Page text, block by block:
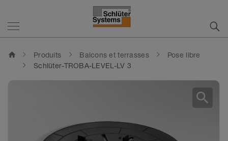
home Produits Balcons et terrasses
Pose libre
Schlüter-TROBA-LEVEL-LV 3
search